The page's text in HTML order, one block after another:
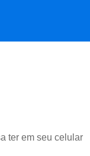
ter em seu celular